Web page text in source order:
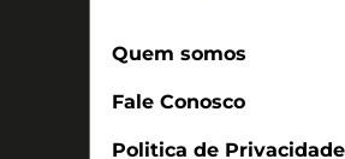
Quem somos
Fale Conosco
Politica de